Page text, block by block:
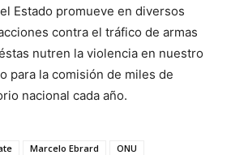
Estado promueve en diversos
contra el tráfico de armas
nutren la violencia en nuestro
para la comisión de miles de
nacional cada año.
Marcelo Ebrard ONU